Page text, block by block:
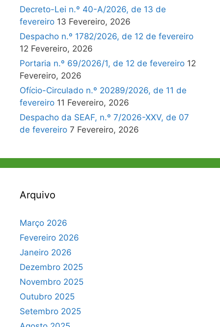
Decreto-Lei n.º 40-A/2026, de 13 de
fevereiro 13 Fevereiro, 2026
Despacho n.º 1782/2026, de 12 de fevereiro
12 Fevereiro, 2026
Portaria n.º 69/2026/1, de 12 de fevereiro 12
Fevereiro, 2026
Ofício-Circulado n.º 20289/2026, de 11 de
fevereiro 11 Fevereiro, 2026
Despacho da SEAF, n.º 7/2026-XXV, de 07
de fevereiro 7 Fevereiro, 2026
Arquivo
Março 2026
Fevereiro 2026
Janeiro 2026
Dezembro 2025
Novembro 2025
Outubro 2025
Setembro 2025